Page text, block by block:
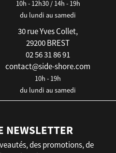
10h - 12h30 / 14h - 19h
du lundi au samedi
30 rue Yves Collet,
29200 BREST
02 56 31 86 91
contact@side-shore.com
10h - 19h
du lundi au samedi
NEWSLETTER
des promotions, de